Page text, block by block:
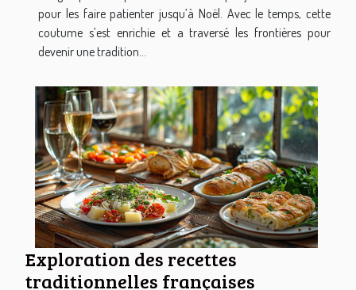
pour les faire patienter jusqu’à Noël. Avec le temps, cette
coutume s’est enrichie et a traversé les frontières pour
devenir une tradition...
Exploration des recettes
traditionnelles françaises